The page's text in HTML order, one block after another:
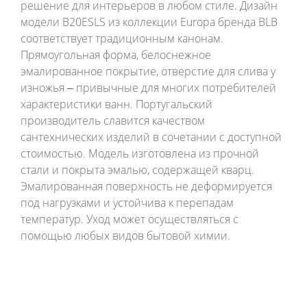
решение для интерьеров в любом стиле. Дизайн
модели B20ESLS из коллекции Europa бренда BLB
соответствует традиционным канонам.
Прямоугольная форма, белоснежное
эмалированное покрытие, отверстие для слива у
изножья ‒ привычные для многих потребителей
характеристики ванн. Португальский
производитель славится качеством
сантехнических изделий в сочетании с доступной
стоимостью. Модель изготовлена из прочной
стали и покрыта эмалью, содержащей кварц.
Эмалированная поверхность не деформируется
под нагрузками и устойчива к перепадам
температур. Уход может осуществляться с
помощью любых видов бытовой химии.